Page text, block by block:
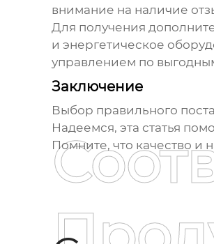
внимание на наличие
Для получения
и энергетическое
управлением по
Заключение
Выбор правильного
Надеемся, эта статья
Помните, что качество и